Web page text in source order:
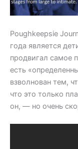
Poughkeepsie
года является
продвигал самое
есть
взволнован тем,
что это только
он, — но очень